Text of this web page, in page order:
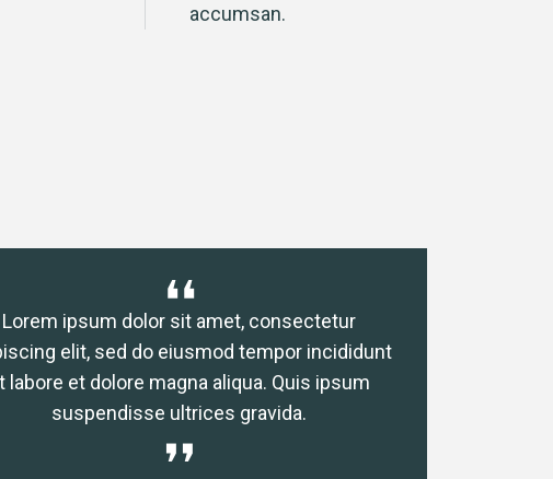
accumsan.
Lorem ipsum dolor sit amet, consectetur
elit, sed do eiusmod tempor incididunt
labore et dolore magna aliqua. Quis ipsum
suspendisse ultrices gravida.